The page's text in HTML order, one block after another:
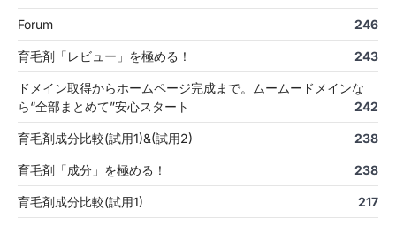
Forum 246
育毛剤「レビュー」を極める！ 243
ドメイン取得からホームページ完成まで。ムームードメインな
ら“全部まとめて”安心スタート
242
育毛剤成分比較(試用1)&(試用2) 238
育毛剤「成分」を極める！ 238
育毛剤成分比較(試用1) 217